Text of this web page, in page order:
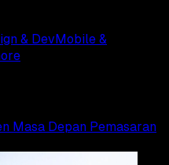
& Dev Mobile &
Masa Depan Pemasaran